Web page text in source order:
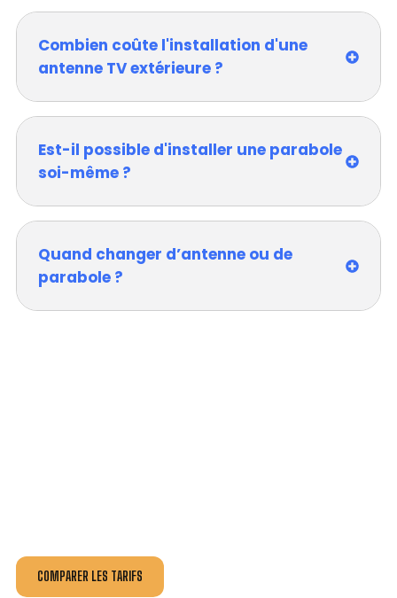
Combien coûte l'installation d'une
antenne TV extérieure ?
Est-il possible d'installer une parabole
soi-même ?
Quand changer d’antenne ou de
parabole ?
COMPARER LES TARIFS